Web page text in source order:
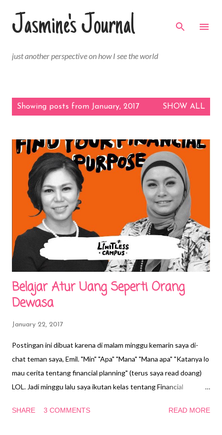
Skip to main content
Jasmine's Journal
just another perspective on how I see the world
Showing posts from January, 2017 SHOW ALL
Belajar Atur Uang Seperti Orang
Dewasa
January 22, 2017
Postingan ini dibuat karena di malam minggu kemarin saya di-
chat teman saya, Emil. "Min" "Apa" "Mana" "Mana apa" "Katanya lo
mau cerita tentang financial planning" (terus saya read doang)
LOL. Jadi minggu lalu saya ikutan kelas tentang Financial
postingan sendiri tentang Limitless Campus ini, tapi nanti.
SHARE 3 COMMENTS READ MORE